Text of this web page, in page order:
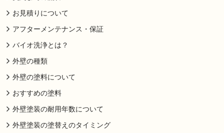
お見積りについて
アフターメンテナンス・保証
バイオ洗浄とは？
外壁の種類
外壁の塗料について
おすすめの塗料
外壁塗装の耐用年数について
外壁塗装の塗替えのタイミング